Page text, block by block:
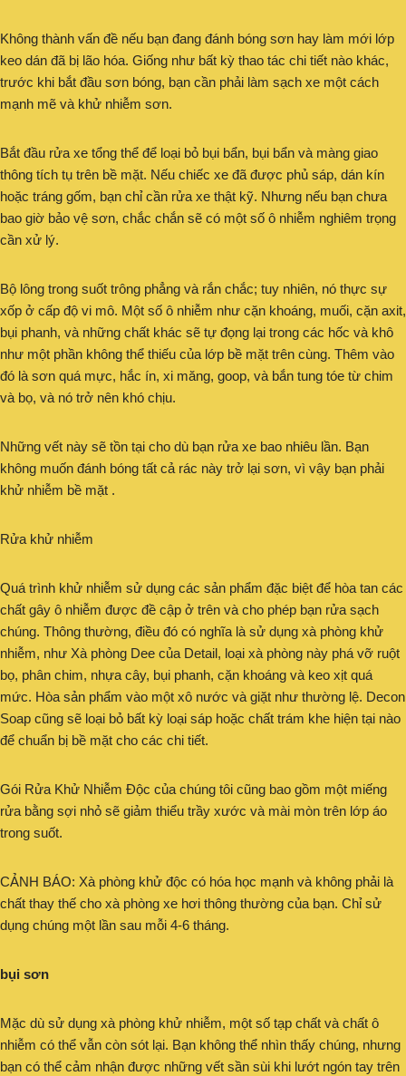
Không thành vấn đề nếu bạn đang đánh bóng sơn hay làm mới lớp
keo dán đã bị lão hóa. Giống như bất kỳ thao tác chi tiết nào khác,
trước khi bắt đầu sơn bóng, bạn cần phải làm sạch xe một cách
mạnh mẽ và khử nhiễm sơn.
Bắt đầu rửa xe tổng thể để loại bỏ bụi bẩn, bụi bẩn và màng giao
thông tích tụ trên bề mặt. Nếu chiếc xe đã được phủ sáp, dán kín
hoặc tráng gốm, bạn chỉ cần rửa xe thật kỹ. Nhưng nếu bạn chưa
bao giờ bảo vệ sơn, chắc chắn sẽ có một số ô nhiễm nghiêm trọng
cần xử lý.
Bộ lông trong suốt trông phẳng và rắn chắc; tuy nhiên, nó thực sự
xốp ở cấp độ vi mô. Một số ô nhiễm như cặn khoáng, muối, cặn axit,
bụi phanh, và những chất khác sẽ tự đọng lại trong các hốc và khô
như một phần không thể thiếu của lớp bề mặt trên cùng. Thêm vào
đó là sơn quá mực, hắc ín, xi măng, goop, và bắn tung tóe từ chim
và bọ, và nó trở nên khó chịu.
Những vết này sẽ tồn tại cho dù bạn rửa xe bao nhiêu lần. Bạn
không muốn đánh bóng tất cả rác này trở lại sơn, vì vậy bạn phải
khử nhiễm bề mặt .
Rửa khử nhiễm
Quá trình khử nhiễm sử dụng các sản phẩm đặc biệt để hòa tan các
chất gây ô nhiễm được đề cập ở trên và cho phép bạn rửa sạch
chúng. Thông thường, điều đó có nghĩa là sử dụng xà phòng khử
nhiễm, như Xà phòng Dee của Detail, loại xà phòng này phá vỡ ruột
bọ, phân chim, nhựa cây, bụi phanh, cặn khoáng và keo xịt quá
mức. Hòa sản phẩm vào một xô nước và giặt như thường lệ. Decon
Soap cũng sẽ loại bỏ bất kỳ loại sáp hoặc chất trám khe hiện tại nào
để chuẩn bị bề mặt cho các chi tiết.
Gói Rửa Khử Nhiễm Độc của chúng tôi cũng bao gồm một miếng
rửa bằng sợi nhỏ sẽ giảm thiểu trầy xước và mài mòn trên lớp áo
trong suốt.
CẢNH BÁO: Xà phòng khử độc có hóa học mạnh và không phải là
chất thay thế cho xà phòng xe hơi thông thường của bạn. Chỉ sử
dụng chúng một lần sau mỗi 4-6 tháng.
bụi sơn
Mặc dù sử dụng xà phòng khử nhiễm, một số tạp chất và chất ô
nhiễm có thể vẫn còn sót lại. Bạn không thể nhìn thấy chúng, nhưng
bạn có thể cảm nhận được những vết sần sùi khi lướt ngón tay trên